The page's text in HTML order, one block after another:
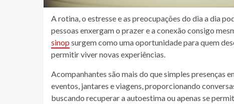
A rotina, o estresse e as preocupações do dia a dia
pessoas enxergam o prazer e a conexão consigo
sinop surgem como uma oportunidade para quem
permitir viver novas experiências.
Acompanhantes são mais do que simples presenças
eventos, jantares e viagens, proporcionando
buscando recuperar a autoestima ou apenas se